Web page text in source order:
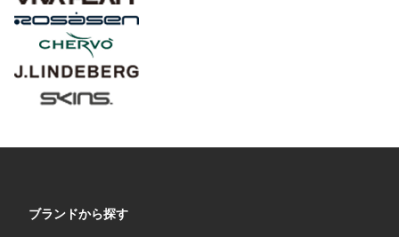
ブランドから探す